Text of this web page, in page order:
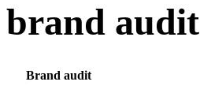
brand audit
Brand audit